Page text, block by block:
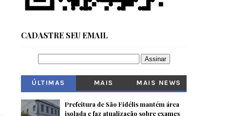
CADASTRE SEU EMAIL
ÚLTIMAS
MAIS
MAIS NEWS
Prefeitura de São Fidélis mantém área
isolada e faz atualização sobre exames